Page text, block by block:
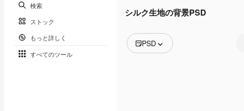
検索
ストック
もっと詳しく
すべてのツール
シルク生地の背景PSD
PSD